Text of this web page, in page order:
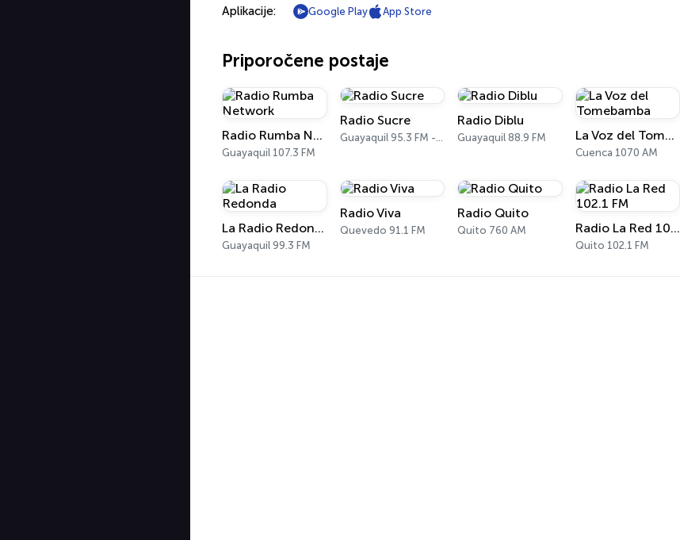
Aplikacije: Google Play App Store
Priporočene postaje
Radio Rumba Network
Guayaquil 107.3 FM
Radio Sucre
Guayaquil 95.3 FM - 700 AM
Radio Diblu
Guayaquil 88.9 FM La Voz del Tomebamba
Cuenca 1070 AM
La Radio Redonda
Guayaquil 99.3 FM
Radio Viva
Quevedo 91.1 FM
Radio Quito
Quito 760 AM Radio La Red 102.1 FM
Quito 102.1 FM